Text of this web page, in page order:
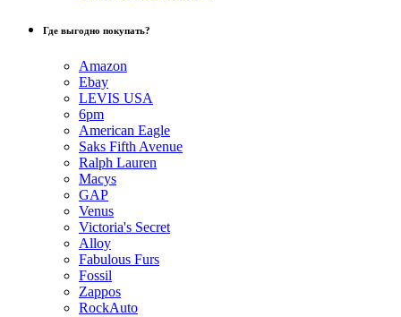
Где выгодно покупать?
Amazon
Ebay
LEVIS USA
6pm
American Eagle
Saks Fifth Avenue
Ralph Lauren
Macys
GAP
Venus
Victoria's Secret
Alloy
Fabulous Furs
Fossil
Zappos
RockAuto